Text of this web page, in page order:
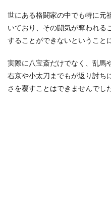
世にある格闘家の中でも特に元
いており、その闘気が奪われる
することができないということ
実際に八宝斎だけでなく、乱馬
右京や小太刀までもが返り討ち
さを覆すことはできませんでした